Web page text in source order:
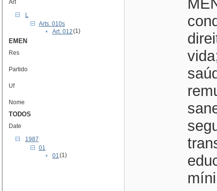
Art
L
Arts. 010s
•
Art. 012(1)
EMEN
Res
Partido
Uf
Nome
TODOS
Date
1987
01
•
01(1)